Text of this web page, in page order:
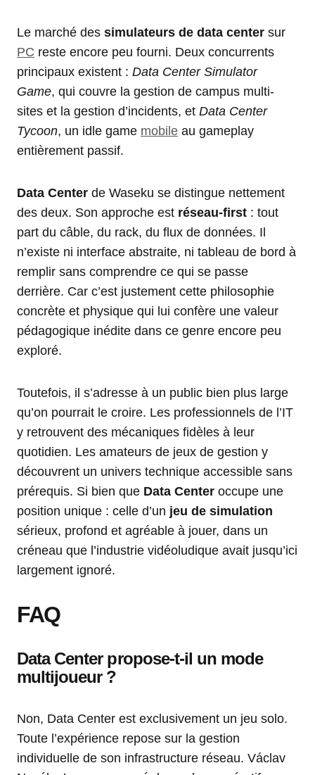
Le marché des simulateurs de data center sur
PC reste encore peu fourni. Deux concurrents
principaux existent : Data Center Simulator
Game, qui couvre la gestion de campus multi-
sites et la gestion d’incidents, et Data Center
Tycoon, un idle game mobile au gameplay
entièrement passif.
Data Center de Waseku se distingue nettement
des deux. Son approche est réseau-first : tout
part du câble, du rack, du flux de données. Il
n’existe ni interface abstraite, ni tableau de bord à
remplir sans comprendre ce qui se passe
derrière. Car c’est justement cette philosophie
concrète et physique qui lui confère une valeur
pédagogique inédite dans ce genre encore peu
exploré.
Toutefois, il s’adresse à un public bien plus large
qu’on pourrait le croire. Les professionnels de l’IT
y retrouvent des mécaniques fidèles à leur
quotidien. Les amateurs de jeux de gestion y
découvrent un univers technique accessible sans
prérequis. Si bien que Data Center occupe une
position unique : celle d’un jeu de simulation
sérieux, profond et agréable à jouer, dans un
créneau que l’industrie vidéoludique avait jusqu’ici
largement ignoré.
FAQ
Data Center propose-t-il un mode
multijoueur ?
Non, Data Center est exclusivement un jeu solo.
Toute l’expérience repose sur la gestion
individuelle de son infrastructure réseau. Václav